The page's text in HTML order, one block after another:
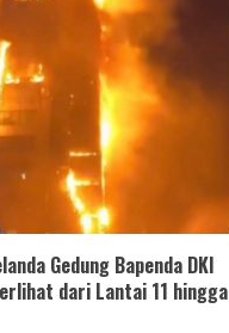
Gedung Bapenda DKI
dari Lantai 11 hingga